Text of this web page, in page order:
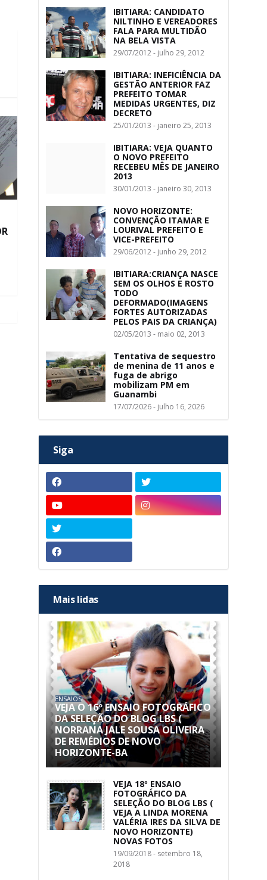
IBITIARA: CANDIDATO
NILTINHO E VEREADORES
FALA PARA MULTIDÃO
NA BELA VISTA
29/07/2012 - julho 29, 2012
IBITIARA: INEFICIÊNCIA DA
GESTÃO ANTERIOR FAZ
PREFEITO TOMAR
MEDIDAS URGENTES, DIZ
DECRETO
25/01/2013 - janeiro 25, 2013
IBITIARA: VEJA QUANTO
O NOVO PREFEITO
RECEBEU MÊS DE JANEIRO
2013
30/01/2013 - janeiro 30, 2013
NOVO HORIZONTE:
CONVENÇÃO ITAMAR E
LOURIVAL PREFEITO E
VICE-PREFEITO
29/06/2012 - junho 29, 2012
IBITIARA:CRIANÇA NASCE
SEM OS OLHOS E ROSTO
TODO
DEFORMADO(IMAGENS
FORTES AUTORIZADAS
PELOS PAIS DA CRIANÇA)
02/05/2013 - maio 02, 2013
Tentativa de sequestro
de menina de 11 anos e
fuga de abrigo
mobilizam PM em
Guanambi
17/07/2026 - julho 16, 2026
Siga
Mais lidas
ENSAIOS
VEJA O 16º ENSAIO FOTOGRÁFICO
DA SELEÇÃO DO BLOG LBS (
NORRANA JALE SOUSA OLIVEIRA
DE REMÉDIOS DE NOVO
HORIZONTE-BA
VEJA 18º ENSAIO
FOTOGRÁFICO DA
SELEÇÃO DO BLOG LBS (
VEJA A LINDA MORENA
VALÉRIA IRES DA SILVA DE
NOVO HORIZONTE)
NOVAS FOTOS
19/09/2018 - setembro 18,
2018